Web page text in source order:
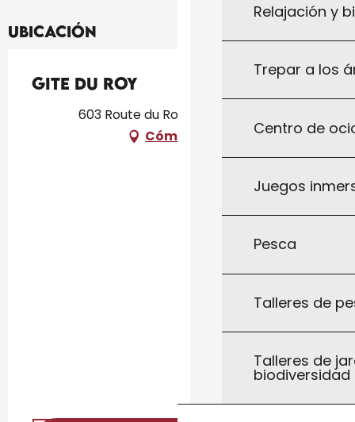
Relajación y
Trepar a los
Centro de
Juegos
Pesca
Talleres de
Talleres de
biodiversidad
Ubicación
Gite du Roy
603 Route du Roy, 46250 Gindou
Cómo llegar